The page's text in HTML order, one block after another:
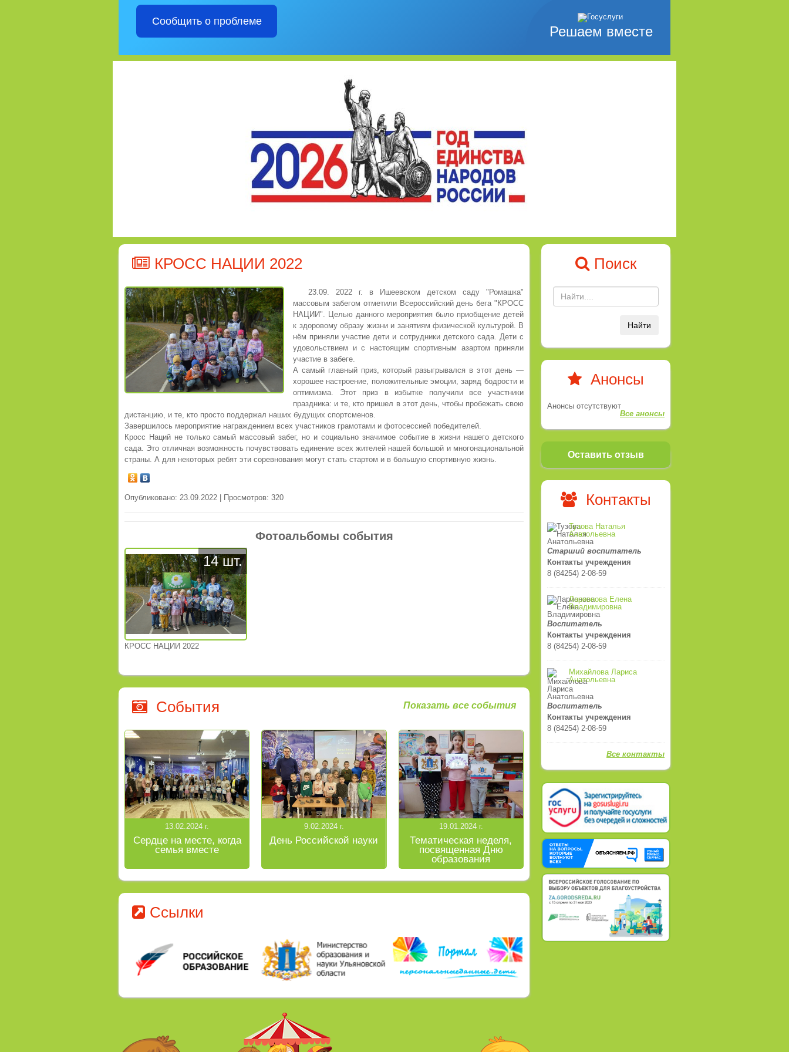
Решаем вместе
Сообщить о проблеме
КРОСС НАЦИИ 2022
23.09. 2022 г. в Ишеевском детском саду "Ромашка"
массовым забегом отметили Всероссийский день бега "КРОСС
НАЦИИ". Целью данного мероприятия было приобщение детей
к здоровому образу жизни и занятиям физической культурой. В
нём приняли участие дети и сотрудники детского сада. Дети с
удовольствием и с настоящим спортивным азартом приняли
участие в забеге.
А самый главный приз, который разыгрывался в этот день —
хорошее настроение, положительные эмоции, заряд бодрости и
оптимизма. Этот приз в избытке получили все участники
праздника: и те, кто пришел в этот день, чтобы пробежать свою
дистанцию, и те, кто просто поддержал наших будущих спортсменов.
Завершилось мероприятие награждением всех участников грамотами и фотосессией победителей.
Кросс Наций не только самый массовый забег, но и социально значимое событие в жизни нашего детского
сада. Это отличная возможность почувствовать единение всех жителей нашей большой и многонациональной
страны. А для некоторых ребят эти соревнования могут стать стартом и в большую спортивную жизнь.
Опубликовано: 23.09.2022 | Просмотров: 320
Фотоальбомы события
14 шт.
КРОСС НАЦИИ 2022
События Показать все события
13.02.2024 г.
Сердце на месте, когда
семья вместе
9.02.2024 г.
День Российской науки
19.01.2024 г.
Тематическая неделя,
посвященная Дню
образования
Ульяновской области
Ссылки
Поиск
Найти
Анонсы
Анонсы отсутствуют
Все анонсы
Оставить отзыв
Контакты
Тузова Наталья
Анатольевна
Старший воспитатель
Контакты учреждения
8 (84254) 2-08-59
Ларионова Елена
Владимировна
Воспитатель
Контакты учреждения
8 (84254) 2-08-59
Михайлова Лариса
Анатольевна
Воспитатель
Контакты учреждения
8 (84254) 2-08-59
Все контакты